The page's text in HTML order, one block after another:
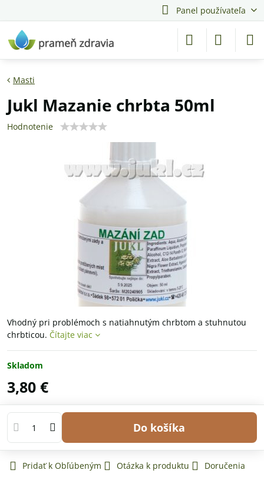
Panel používateľa
Masti
Jukl Mazanie chrbta 50ml
Hodnotenie
Vhodný pri problémoch s natiahnutým chrbtom a stuhnutou
chrbticou. Čítajte viac
Skladom
3,80 €
Do košíka
Pridať k Obľúbeným Otázka k produktu
Doručenia